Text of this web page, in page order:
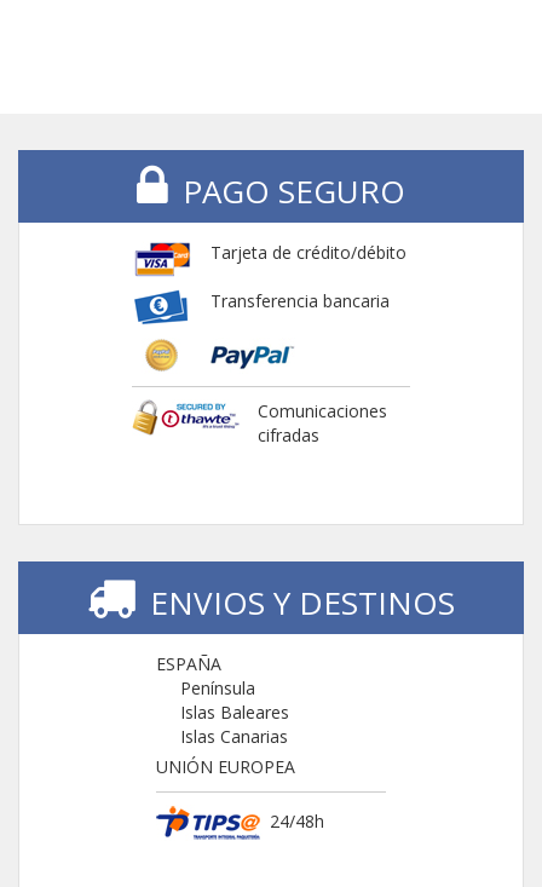
PAGO SEGURO
Tarjeta de crédito/débito
Transferencia bancaria
Comunicaciones
cifradas
ENVIOS Y DESTINOS
ESPAÑA
Península
Islas Baleares
Islas Canarias
UNIÓN EUROPEA
24/48h